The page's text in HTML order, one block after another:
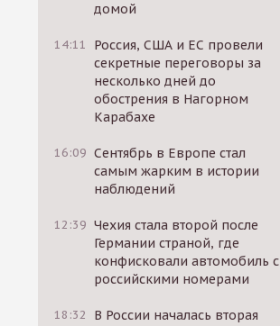
домой
14:11
Россия, США и ЕС провели
секретные переговоры за
несколько дней до
обострения в Нагорном
Карабахе
16:09 Сентябрь в Европе стал
самым жарким в истории
наблюдений
12:39 Чехия стала второй после
Германии страной, где
конфисковали автомобиль с
российскими номерами
18:32
В России началась вторая